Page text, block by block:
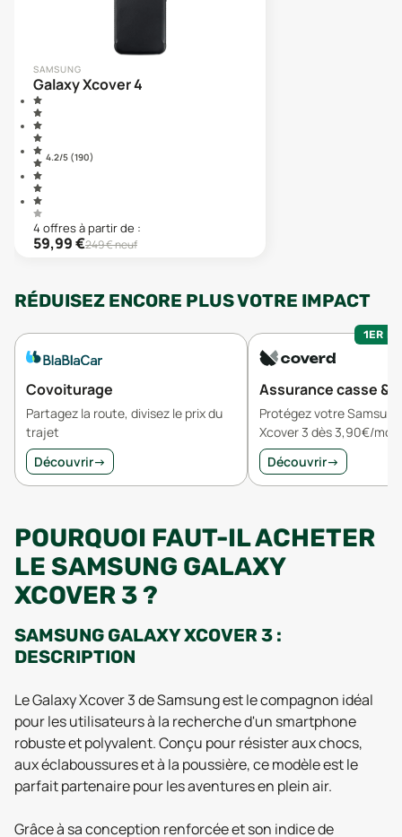
SAMSUNG
Galaxy Xcover 4
4.2/5 (190)
4 offresà partir de :
59,99€249€ neuf
RÉDUISEZ ENCORE PLUS VOTRE IMPACT
Covoiturage
Partagez la route, divisez le prix du
trajet
Découvrir→
1ER
Assurance casse &
Protégez votre
Xcover 3 dès 3,90€/mois
Découvrir→
POURQUOI FAUT-IL ACHETER
LE SAMSUNG GALAXY
XCOVER 3 ?
SAMSUNG GALAXY XCOVER 3 :
DESCRIPTION
Le Galaxy Xcover 3 de Samsung est le compagnon idéal
pour les utilisateurs à la recherche d'un smartphone
robuste et polyvalent. Conçu pour résister aux chocs,
aux éclaboussures et à la poussière, ce modèle est le
parfait partenaire pour les aventures en plein air.
Grâce à sa conception renforcée et son indice de